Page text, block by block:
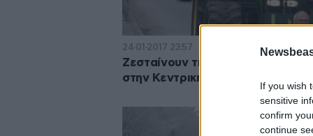
If you wish
sensitive
confirm
continue
24·01·2017 23:57
Ζεσταίνουν τις μηχανές των
στην Κεντρική Μακεδονία